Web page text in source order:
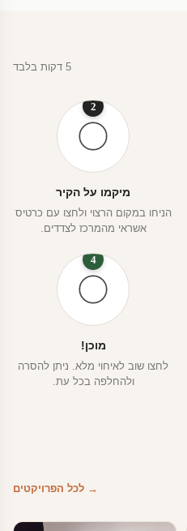
5 דקות בלבד
2
מיקמו על הקיר
הניחו במקום הרצוי ולחצו עם כרטיס
אשראי מהמרכז לצדדים.
4
מוכן!
לחצו שוב לאיחוי מלא. ניתן להסרה
ולהחלפה בכל עת.
→ לכל הפרויקטים